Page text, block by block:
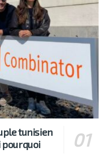
tunisien
pourquoi